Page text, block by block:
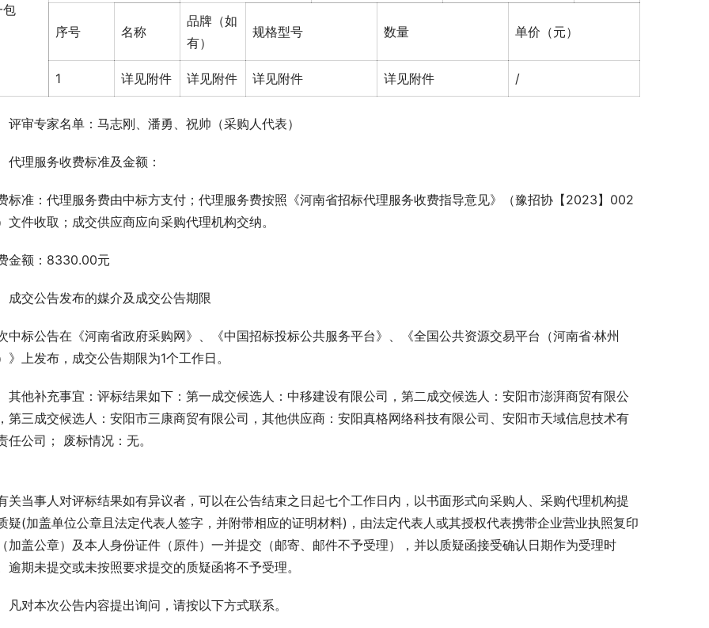
包
序号 名称
品牌（如
有）
规格型号 数量 单价（元）
1 详见附件 详见附件 详见附件 详见附件 /
评审专家名单：马志刚、潘勇、祝帅（采购人代表）
代理服务收费标准及金额：
标准：代理服务费由中标方支付；代理服务费按照《河南省招标代理服务收费指导意见》（豫招协【2023】002
文件收取；成交供应商应向采购代理机构交纳。
金额：8330.00元
成交公告发布的媒介及成交公告期限
中标公告在《河南省政府采购网》、《中国招标投标公共服务平台》、《全国公共资源交易平台（河南省·林州
》上发布，成交公告期限为1个工作日。
其他补充事宜：评标结果如下：第一成交候选人：中移建设有限公司，第二成交候选人：安阳市澎湃商贸有限公
第三成交候选人：安阳市三康商贸有限公司，其他供应商：安阳真格网络科技有限公司、安阳市天域信息技术有
任公司； 废标情况：无。
关当事人对评标结果如有异议者，可以在公告结束之日起七个工作日内，以书面形式向采购人、采购代理机构提
疑(加盖单位公章且法定代表人签字，并附带相应的证明材料)，由法定代表人或其授权代表携带企业营业执照复印
加盖公章）及本人身份证件（原件）一并提交（邮寄、邮件不予受理），并以质疑函接受确认日期作为受理时
逾期未提交或未按照要求提交的质疑函将不予受理。
凡对本次公告内容提出询问，请按以下方式联系。